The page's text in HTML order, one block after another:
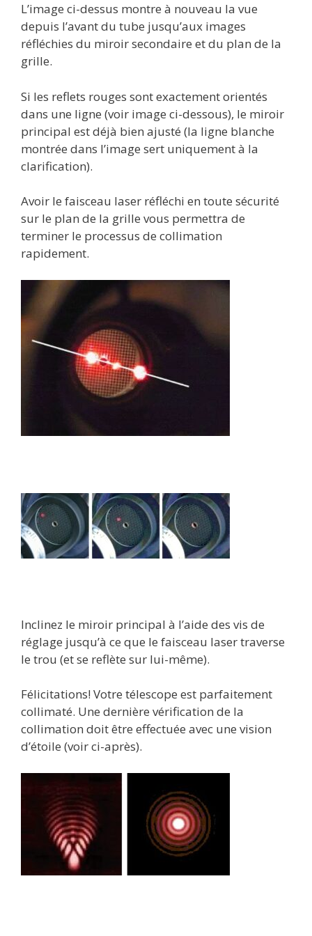
L’image ci-dessus montre à nouveau la vue
depuis l’avant du tube jusqu’aux images
réfléchies du miroir secondaire et du plan de la
grille.
Si les reflets rouges sont exactement orientés
dans une ligne (voir image ci-dessous), le miroir
principal est déjà bien ajusté (la ligne blanche
montrée dans l’image sert uniquement à la
clarification).
Avoir le faisceau laser réfléchi en toute sécurité
sur le plan de la grille vous permettra de
terminer le processus de collimation
rapidement.
Inclinez le miroir principal à l’aide des vis de
réglage jusqu’à ce que le faisceau laser traverse
le trou (et se reflète sur lui-même).
Félicitations! Votre télescope est parfaitement
collimaté. Une dernière vérification de la
collimation doit être effectuée avec une vision
d’étoile (voir ci-après).